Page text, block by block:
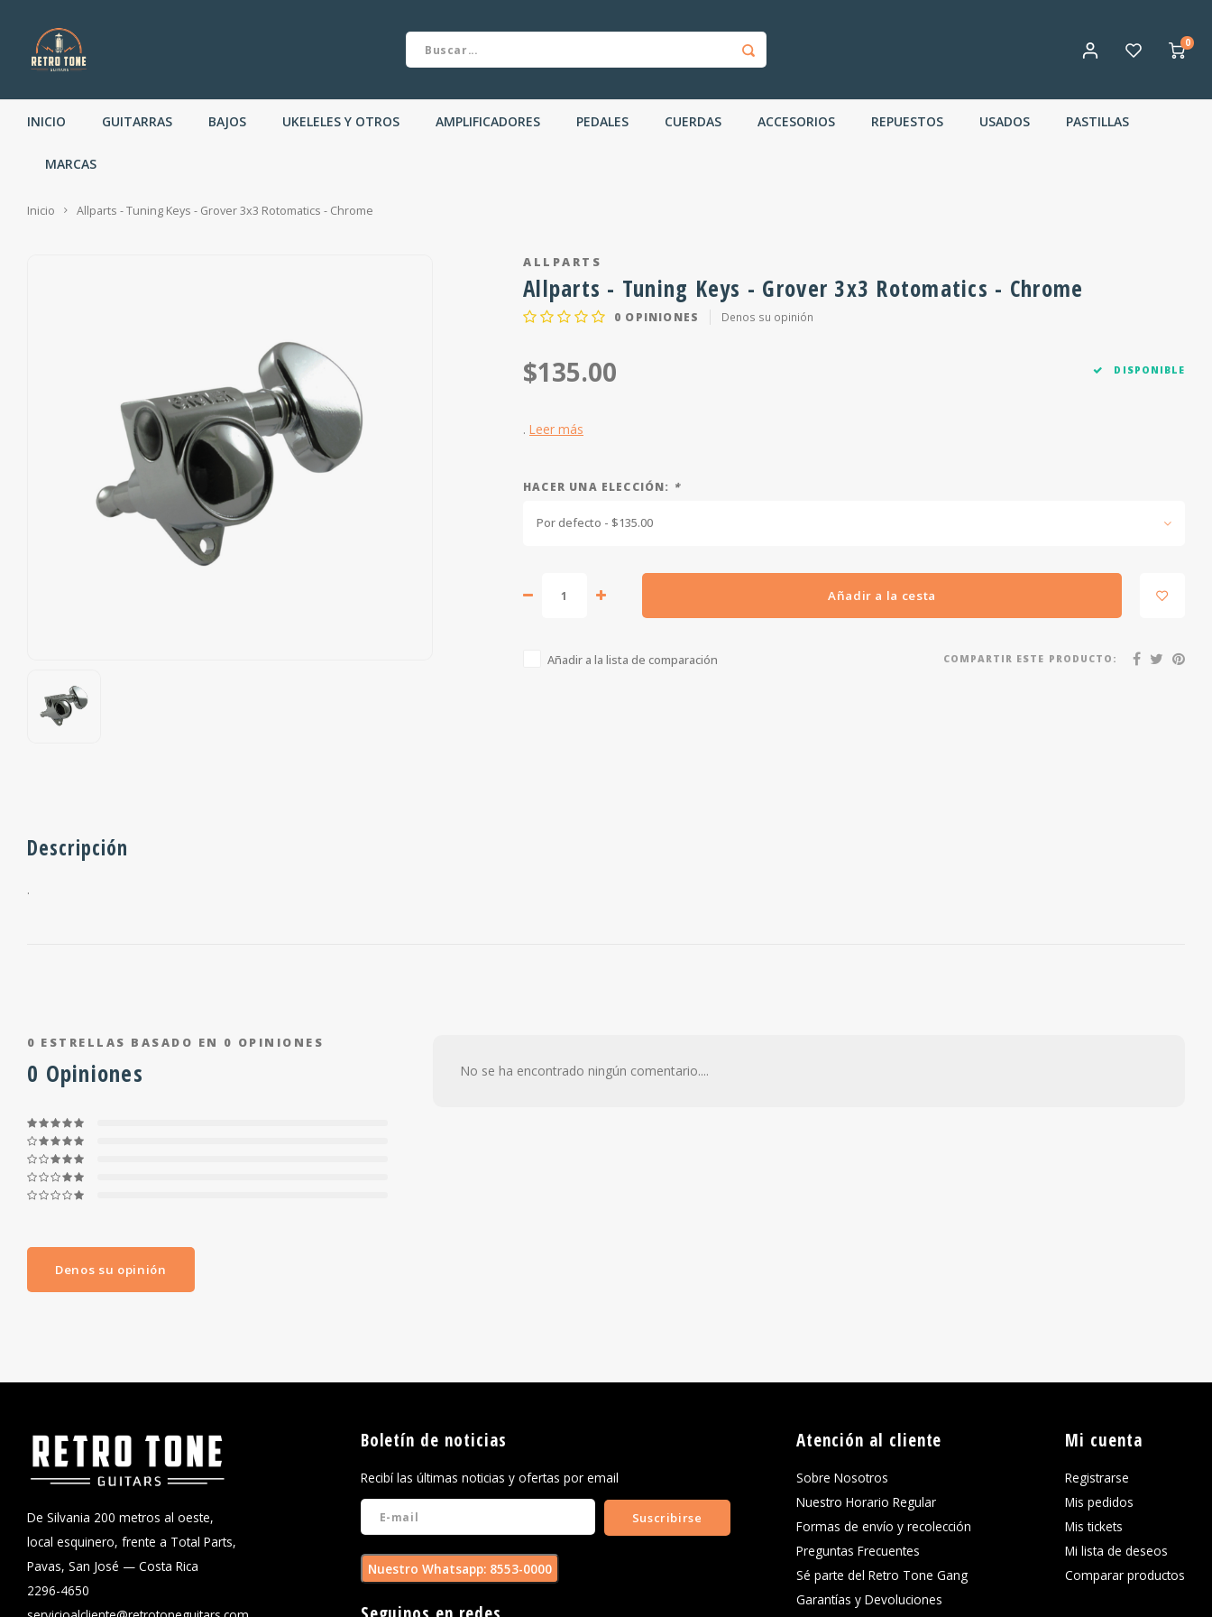
0
INICIO GUITARRAS BAJOS UKELELES Y OTROS AMPLIFICADORES PEDALES CUERDAS ACCESORIOS REPUESTOS USADOS PASTILLAS
MARCAS
Inicio Allparts - Tuning Keys - Grover 3x3 Rotomatics - Chrome
ALLPARTS
Allparts - Tuning Keys - Grover 3x3 Rotomatics - Chrome
0 OPINIONES Denos su opinión
$135.00 DISPONIBLE
. Leer más
HACER UNA ELECCIÓN: *
Por defecto - $135.00
Añadir a la cesta
Añadir a la lista de comparación COMPARTIR ESTE PRODUCTO:
Descripción
.
0 ESTRELLAS BASADO EN 0 OPINIONES
0 Opiniones
Denos su opinión
No se ha encontrado ningún comentario....
De Silvania 200 metros al oeste,
local esquinero, frente a Total Parts,
Pavas, San José — Costa Rica
2296-4650
Boletín de noticias
Recibí las últimas noticias y ofertas por email
Suscribirse
Nuestro Whatsapp: 8553-0000
Atención al cliente
Sobre Nosotros
Nuestro Horario Regular
Formas de envío y recolección
Preguntas Frecuentes
Sé parte del Retro Tone Gang
Garantías y Devoluciones
Mi cuenta
Registrarse
Mis pedidos
Mis tickets
Mi lista de deseos
Comparar productos